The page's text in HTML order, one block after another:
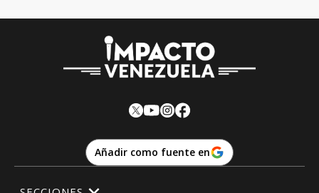
Añadir como fuente en